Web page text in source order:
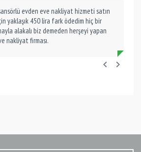
evden eve nakliyat hizmeti satın
yaklaşık 450 lira fark ödedim hiç bir
alakalı biz demeden herşeyi yapan
nakliyat firması.